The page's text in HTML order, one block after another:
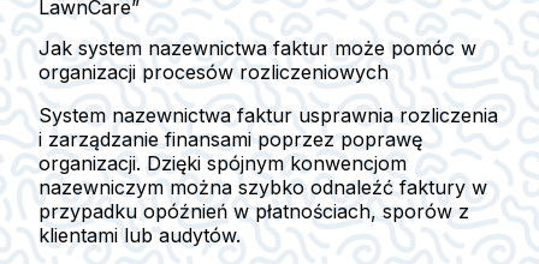
LawnCare”
Jak system nazewnictwa faktur może pomóc w
organizacji procesów rozliczeniowych
System nazewnictwa faktur usprawnia rozliczenia
i zarządzanie finansami poprzez poprawę
organizacji. Dzięki spójnym konwencjom
nazewniczym można szybko odnaleźć faktury w
przypadku opóźnień w płatnościach, sporów z
klientami lub audytów.